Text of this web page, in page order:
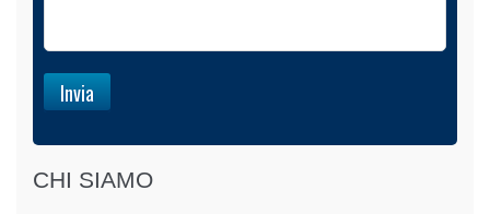
CHI SIAMO